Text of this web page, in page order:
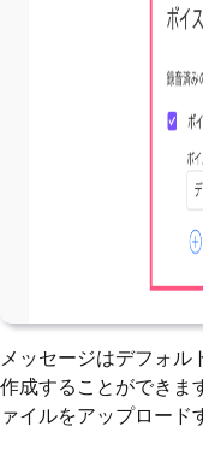
メッセージはデフォル
作成することができま
ァイルをアップロード